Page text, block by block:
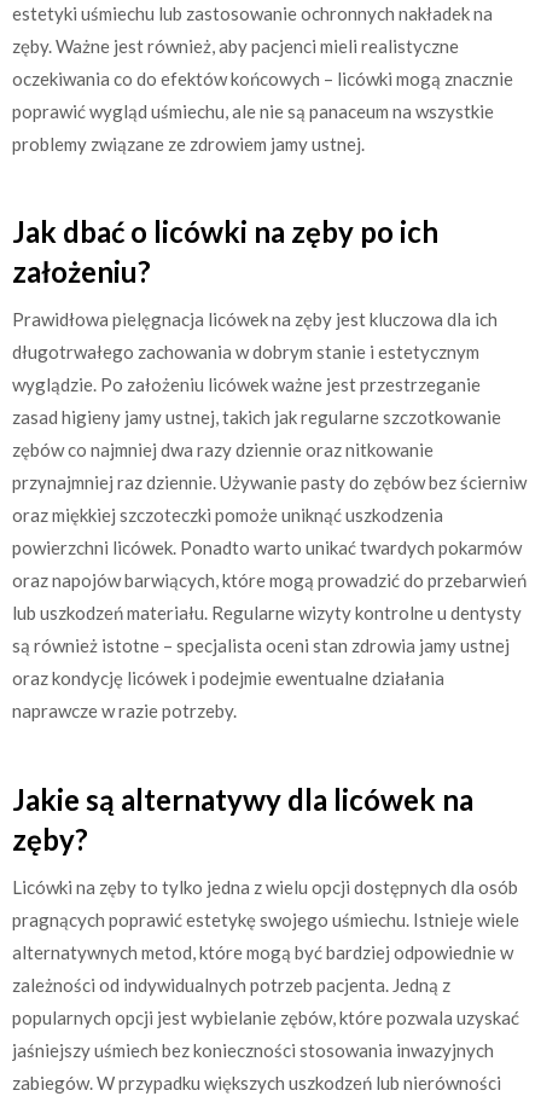
estetyki uśmiechu lub zastosowanie ochronnych nakładek na
zęby. Ważne jest również, aby pacjenci mieli realistyczne
oczekiwania co do efektów końcowych – licówki mogą znacznie
poprawić wygląd uśmiechu, ale nie są panaceum na wszystkie
problemy związane ze zdrowiem jamy ustnej.
Jak dbać o licówki na zęby po ich
założeniu?
Prawidłowa pielęgnacja licówek na zęby jest kluczowa dla ich
długotrwałego zachowania w dobrym stanie i estetycznym
wyglądzie. Po założeniu licówek ważne jest przestrzeganie
zasad higieny jamy ustnej, takich jak regularne szczotkowanie
zębów co najmniej dwa razy dziennie oraz nitkowanie
przynajmniej raz dziennie. Używanie pasty do zębów bez ścierniw
oraz miękkiej szczoteczki pomoże uniknąć uszkodzenia
powierzchni licówek. Ponadto warto unikać twardych pokarmów
oraz napojów barwiących, które mogą prowadzić do przebarwień
lub uszkodzeń materiału. Regularne wizyty kontrolne u dentysty
są również istotne – specjalista oceni stan zdrowia jamy ustnej
oraz kondycję licówek i podejmie ewentualne działania
naprawcze w razie potrzeby.
Jakie są alternatywy dla licówek na
zęby?
Licówki na zęby to tylko jedna z wielu opcji dostępnych dla osób
pragnących poprawić estetykę swojego uśmiechu. Istnieje wiele
alternatywnych metod, które mogą być bardziej odpowiednie w
zależności od indywidualnych potrzeb pacjenta. Jedną z
popularnych opcji jest wybielanie zębów, które pozwala uzyskać
jaśniejszy uśmiech bez konieczności stosowania inwazyjnych
zabiegów. W przypadku większych uszkodzeń lub nierówności